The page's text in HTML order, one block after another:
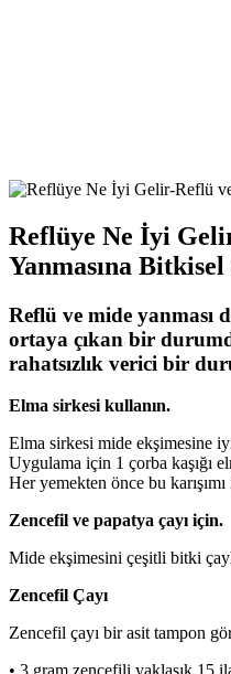
Reflüye Ne İyi
Yanmasına
Reflü ve mide yanması
ortaya çıkan bir
rahatsızlık verici bir
Elma sirkesi kullanın.
Elma sirkesi mide ekşimesine
Uygulama için 1 çorba kaşığı
Her yemekten önce bu
Zencefil ve papatya çayı için.
Mide ekşimesini çeşitli bitki
Zencefil Çayı
Zencefil çayı bir asit tampon